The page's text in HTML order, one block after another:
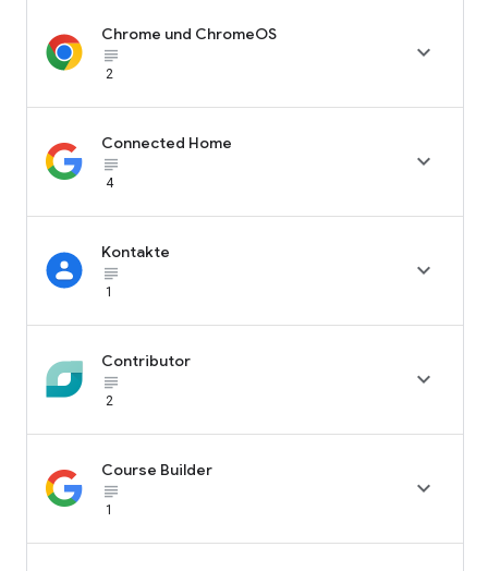
Chrome und ChromeOS
subject_black
2

Connected Home
subject_black
4

Kontakte
subject_black
1

Contributor
subject_black
2

Course Builder
subject_black
1
